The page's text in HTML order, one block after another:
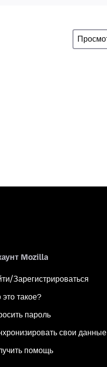
Mozilla
Зарегистрироваться
это такое?
пароль
свои данные
помощь